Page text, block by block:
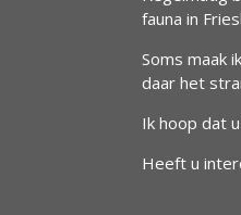
fauna in
Soms maak
daar het
Ik hoop dat
Heeft u